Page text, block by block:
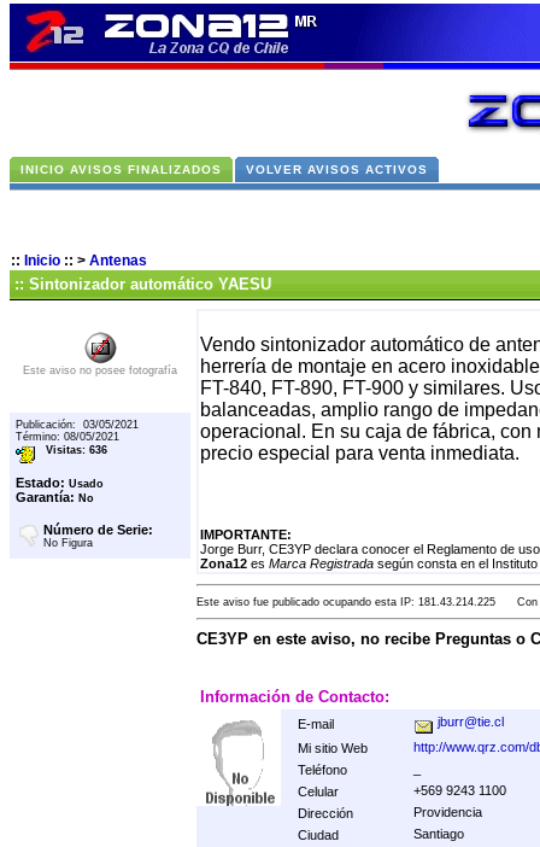
INICIO AVISOS FINALIZADOS VOLVER AVISOS ACTIVOS
:: Inicio :: > Antenas
:: Sintonizador automático YAESU
Este aviso no posee fotografía
Publicación: 03/05/2021
Término: 08/05/2021
Visitas: 636
Estado: Usado
Garantía: No
Número de Serie:
No Figura
Vendo sintonizador automático de
herrería de montaje en acero
FT-840, FT-890, FT-900 y similares.
balanceadas, amplio rango de
operacional. En su caja de fábrica,
precio especial para venta inmediata.
IMPORTANTE:
Jorge Burr, CE3YP declara conocer el Reglamento de
Zona12 es Marca Registrada según consta en el
Este aviso fue publicado ocupando esta IP: 181.43.214.225 Con
CE3YP en este aviso, no recibe Preguntas o
Información de Contacto:
E-mail
jburr@tie.cl
Mi sitio Web
http://www.qrz.com/
Teléfono
Celular
+569 9243 1100
Dirección
Providencia
Ciudad
Santiago